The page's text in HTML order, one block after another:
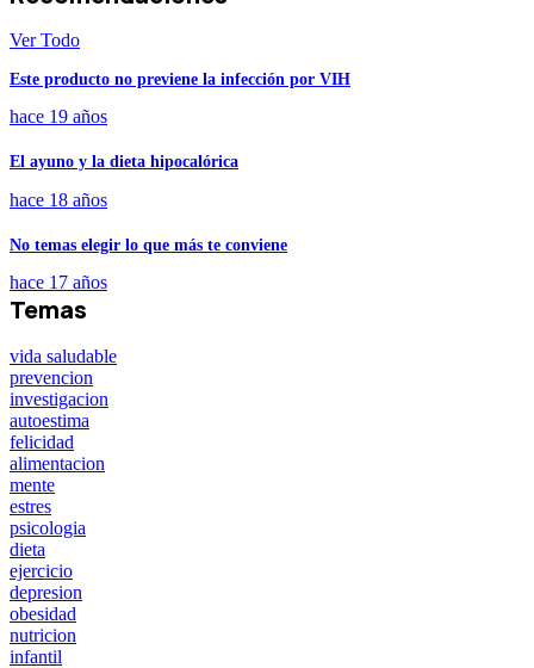
Ver Todo
Este producto no previene la infección por VIH
hace 19 años
El ayuno y la dieta hipocalórica
hace 18 años
No temas elegir lo que más te conviene
hace 17 años
Temas
vida saludable
prevencion
investigacion
autoestima
felicidad
alimentacion
mente
estres
psicologia
dieta
ejercicio
depresion
obesidad
nutricion
infantil